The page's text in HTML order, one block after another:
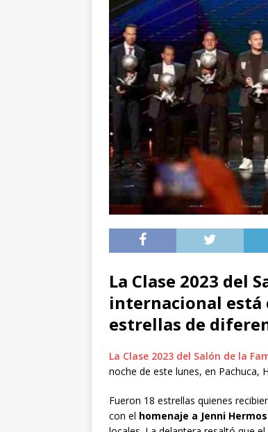
La Clase 2023 del
internacional está
estrellas de
La Clase 2023 del Salón de la
noche de este lunes, en Pachuca,
Fueron 18 estrellas quienes
con el homenaje a Jenni